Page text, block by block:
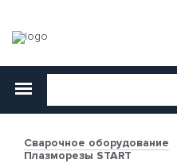
Сварочное оборудование
Плазморезы START